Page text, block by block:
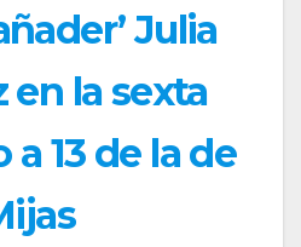
Julia
en la sexta
a 13 de la de